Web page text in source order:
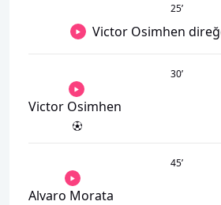
25’
Victor Osimhen
30’
Victor Osimhen
45’
Alvaro Morata